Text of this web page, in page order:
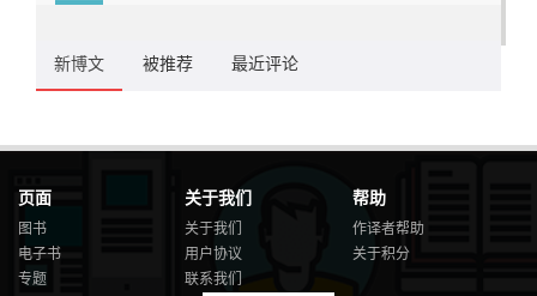
新博文 被推荐 最近评论
页面
图书
电子书
专题
关于我们
关于我们
用户协议
联系我们
帮助
作译者帮助
关于积分